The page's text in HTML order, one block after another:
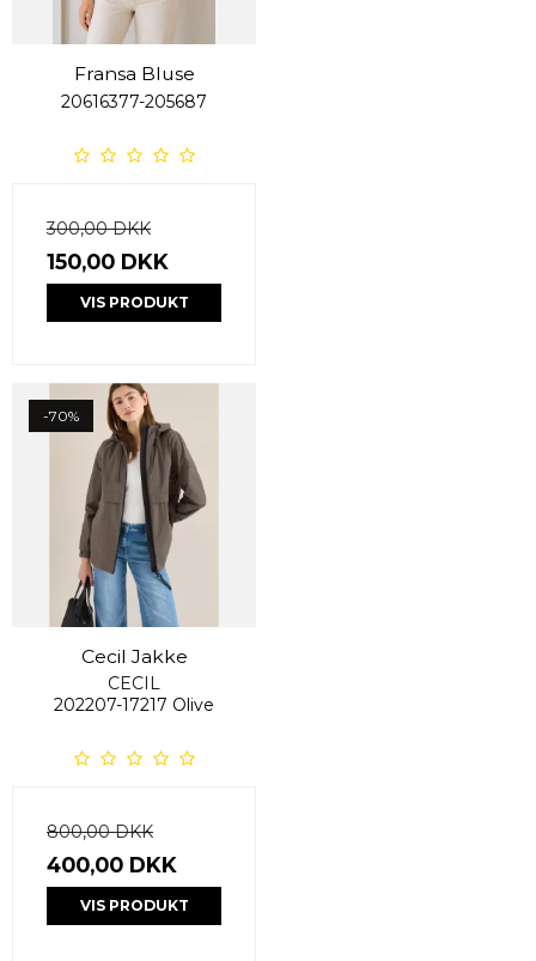
Fransa Bluse
20616377-205687
300,00 DKK
150,00 DKK
VIS PRODUKT
-70%
Cecil Jakke
CECIL
202207-17217 Olive
800,00 DKK
400,00 DKK
VIS PRODUKT